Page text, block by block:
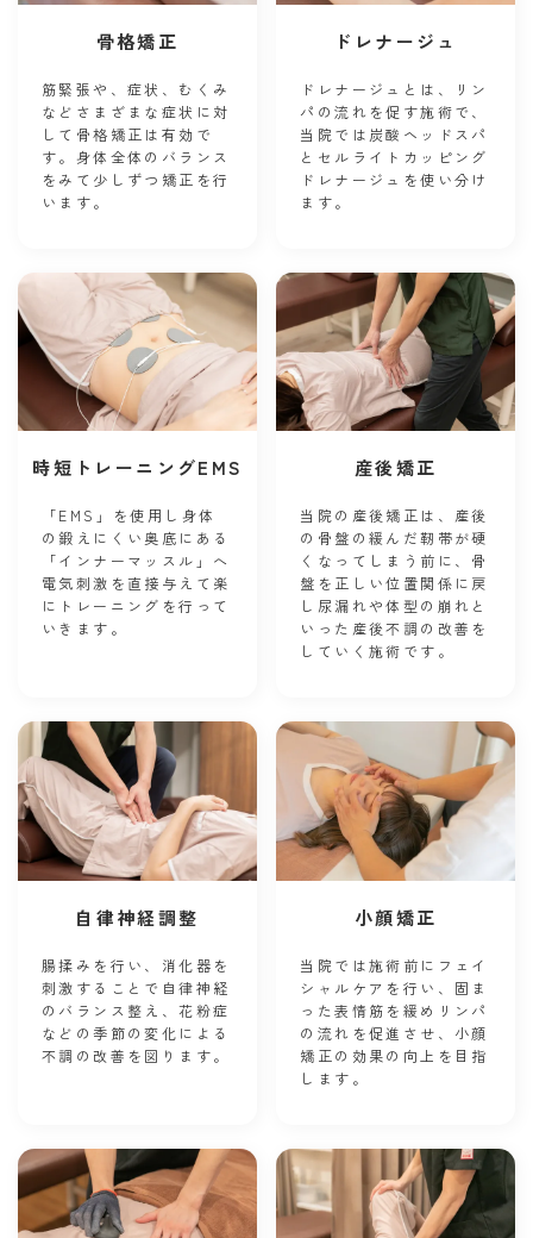
骨格矯正
筋緊張や、症状、むくみ
などさまざまな症状に対
して骨格矯正は有効で
す。身体全体のバランス
をみて少しずつ矯正を行
います。
ドレナージュ
ドレナージュとは、リン
パの流れを促す施術で、
当院では炭酸ヘッドスパ
とセルライトカッピング
ドレナージュを使い分け
ます。
時短トレーニングEMS
「EMS」を使用し身体
の鍛えにくい奥底にある
「インナーマッスル」へ
電気刺激を直接与えて楽
にトレーニングを行って
いきます。
産後矯正
当院の産後矯正は、産後
の骨盤の緩んだ靭帯が硬
くなってしまう前に、骨
盤を正しい位置関係に戻
し尿漏れや体型の崩れと
いった産後不調の改善を
していく施術です。
自律神経調整
腸揉みを行い、消化器を
刺激することで自律神経
のバランス整え、花粉症
などの季節の変化による
不調の改善を図ります。
小顔矯正
当院では施術前にフェイ
シャルケアを行い、固ま
った表情筋を緩めリンパ
の流れを促進させ、小顔
矯正の効果の向上を目指
します。